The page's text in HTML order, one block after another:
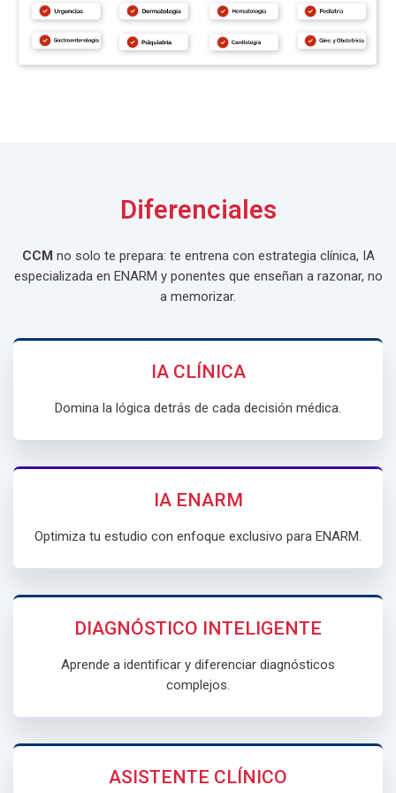
Diferenciales
CCM no solo te prepara: te entrena con estrategia clínica, IA
especializada en ENARM y ponentes que enseñan a razonar, no
a memorizar.
IA CLÍNICA
Domina la lógica detrás de cada decisión médica.
IA ENARM
Optimiza tu estudio con enfoque exclusivo para ENARM.
DIAGNÓSTICO INTELIGENTE
Aprende a identificar y diferenciar diagnósticos
complejos.
ASISTENTE CLÍNICO